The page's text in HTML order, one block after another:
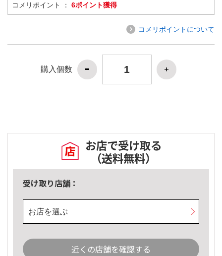
コメリポイント ： 6ポイント獲得
コメリポイントについて
購入個数
お店で受け取る
（送料無料）
受け取り店舗：
お店を選ぶ
近くの店舗を確認する